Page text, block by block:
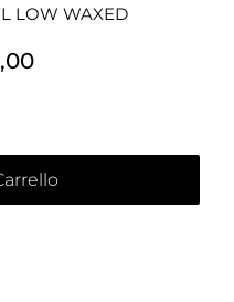
LOW WAXED